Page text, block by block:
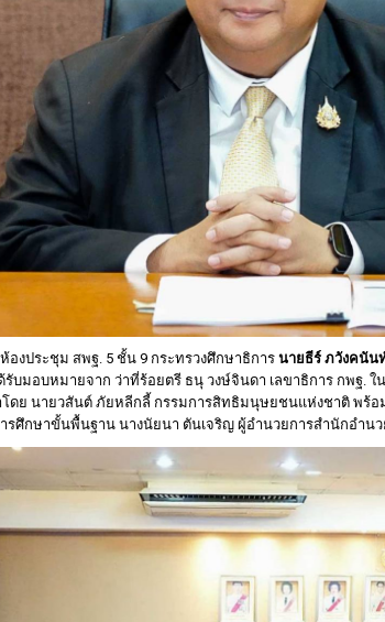
องประชุม สพฐ. 5 ชั้น 9 กระทรวงศึกษาธิการ นายธีร์ ภวังคนัน
รับมอบหมายจาก ว่าที่ร้อยตรี ธนุ วงษ์จินดา เลขาธิการ กพฐ.
ดย นายวสันต์ ภัยหลีกลี้ กรรมการสิทธิมนุษยชนแห่งชาติ พร้อ
รศึกษาขั้นพื้นฐาน นางนัยนา ตันเจริญ ผู้อำนวยการสำนักอำน